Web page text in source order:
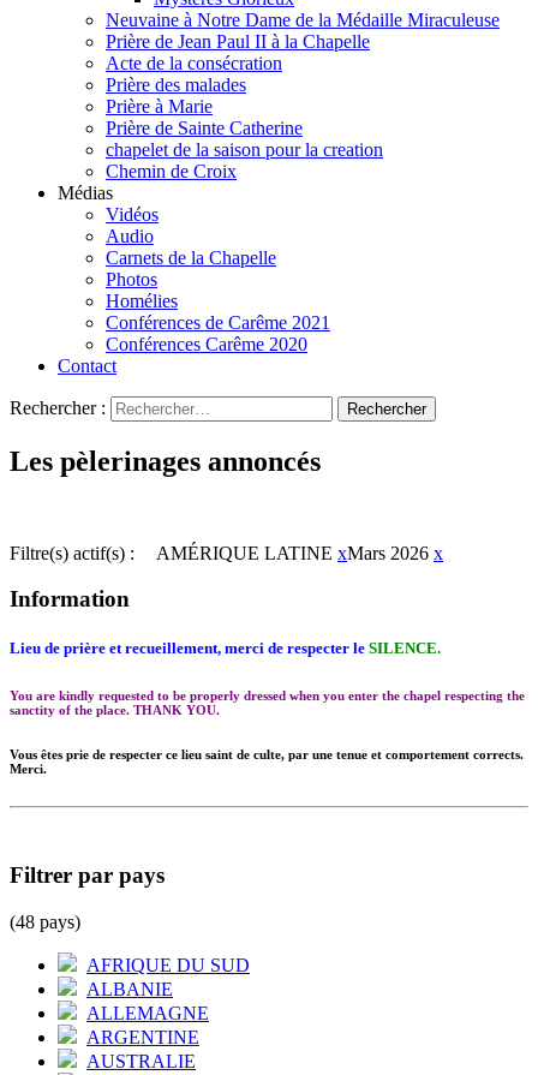
Neuvaine à Notre Dame de la Médaille Miraculeuse
Prière de Jean Paul II à la Chapelle
Acte de la consécration
Prière des malades
Prière à Marie
Prière de Sainte Catherine
chapelet de la saison pour la creation
Chemin de Croix
Médias
Vidéos
Audio
Carnets de la Chapelle
Photos
Homélies
Conférences de Carême 2021
Conférences Carême 2020
Contact
Rechercher :
Les pèlerinages annoncés
Filtre(s) actif(s) : AMÉRIQUE LATINE xMars 2026 x
Information
Lieu de prière et recueillement, merci de respecter le SILENCE.
You are kindly requested to be properly dressed when you enter the chapel respecting the
sanctity of the place. THANK YOU.
Vous êtes prie de respecter ce lieu saint de culte, par une tenue et comportement corrects.
Merci.
Filtrer par pays
(48 pays)
AFRIQUE DU SUD
ALBANIE
ALLEMAGNE
ARGENTINE
AUSTRALIE